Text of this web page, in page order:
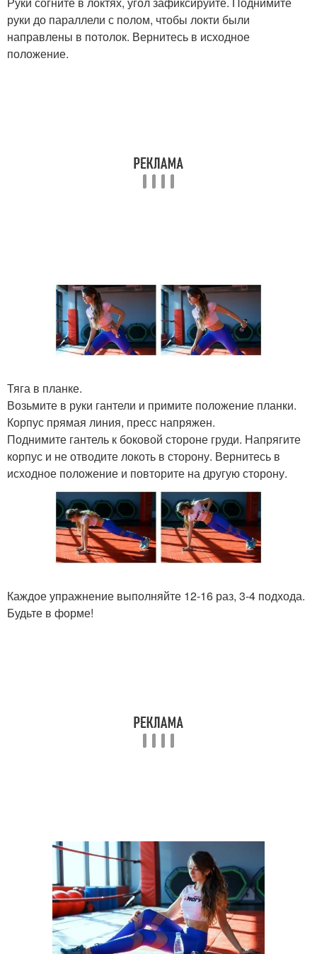
руки до параллели с полом, чтобы локти были
направлены в потолок. Вернитесь в исходное
положение.
Тяга в планке.
Возьмите в руки гантели и примите положение планки.
Корпус прямая линия, пресс напряжен.
Поднимите гантель к боковой стороне груди. Напрягите
корпус и не отводите локоть в сторону. Вернитесь в
исходное положение и повторите на другую сторону.
Каждое упражнение выполняйте 12-16 раз, 3-4 подхода.
Будьте в форме!